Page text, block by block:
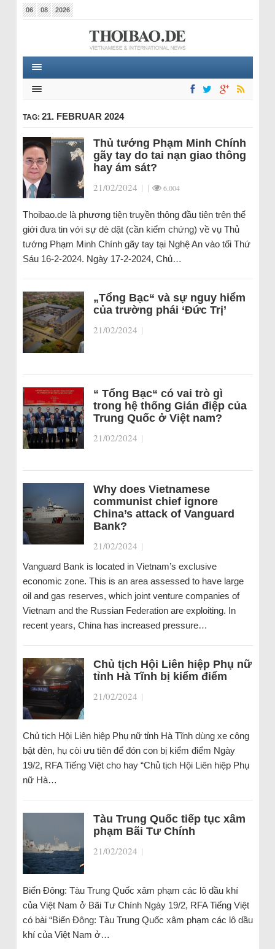
06 08 2026
TAG: 21. FEBRUAR 2024
Thủ tướng Phạm Minh Chính
gãy tay do tai nạn giao thông
hay ám sát?
21/02/2024 | | 6.004
Thoibao.de là phương tiện truyền thông đầu tiên trên thế
giới đưa tin với sự dè dặt (cần kiểm chứng) về vụ Thủ
tướng Phạm Minh Chính gãy tay tại Nghệ An vào tối Thứ
Sáu 16-2-2024. Ngày 17-2-2024, Chủ…
„Tổng Bạc“ và sự nguy hiểm
của trường phái ‘Đức Trị’
21/02/2024 |
“ Tổng Bạc“ có vai trò gì
trong hệ thống Gián điệp của
Trung Quốc ở Việt nam?
21/02/2024 |
Why does Vietnamese
communist chief ignore
China’s attack of Vanguard
Bank?
21/02/2024 |
Vanguard Bank is located in Vietnam’s exclusive
economic zone. This is an area assessed to have large
oil and gas reserves, which joint venture companies of
Vietnam and the Russian Federation are exploiting. In
recent years, China has increased pressure…
Chủ tịch Hội Liên hiệp Phụ nữ
tỉnh Hà Tĩnh bị kiểm điểm
21/02/2024 |
Chủ tịch Hội Liên hiệp Phụ nữ tỉnh Hà Tĩnh dùng xe công
bật đèn, hụ còi ưu tiên để đón con bị kiểm điểm Ngày
19/2, RFA Tiếng Việt cho hay “Chủ tịch Hội Liên hiệp Phụ
nữ Hà…
Tàu Trung Quốc tiếp tục xâm
phạm Bãi Tư Chính
21/02/2024 |
Biển Đông: Tàu Trung Quốc xâm phạm các lô dầu khí
của Việt Nam ở Bãi Tư Chính Ngày 19/2, RFA Tiếng Việt
có bài “Biển Đông: Tàu Trung Quốc xâm phạm các lô dầu
khí của Việt Nam ở…